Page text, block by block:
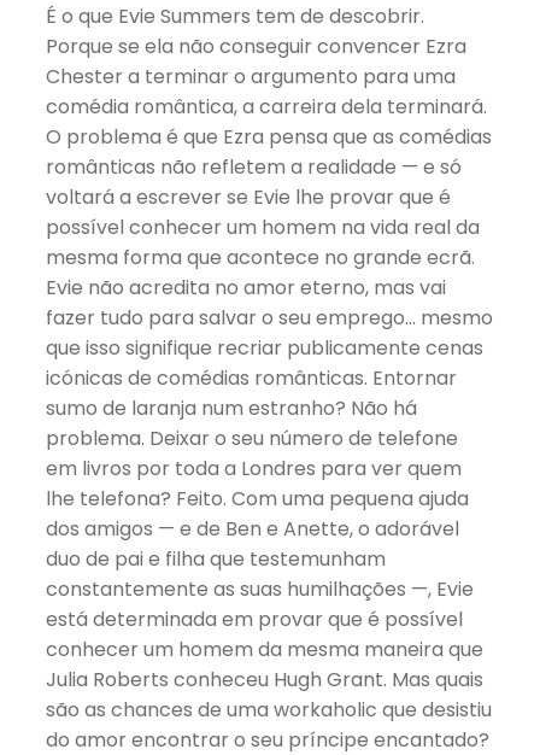
É o que Evie Summers tem de descobrir.
Porque se ela não conseguir convencer Ezra
Chester a terminar o argumento para uma
comédia romântica, a carreira dela terminará.
O problema é que Ezra pensa que as comédias
românticas não refletem a realidade — e só
voltará a escrever se Evie lhe provar que é
possível conhecer um homem na vida real da
mesma forma que acontece no grande ecrã.
Evie não acredita no amor eterno, mas vai
fazer tudo para salvar o seu emprego… mesmo
que isso signifique recriar publicamente cenas
icónicas de comédias românticas. Entornar
sumo de laranja num estranho? Não há
problema. Deixar o seu número de telefone
em livros por toda a Londres para ver quem
lhe telefona? Feito. Com uma pequena ajuda
dos amigos — e de Ben e Anette, o adorável
duo de pai e filha que testemunham
constantemente as suas humilhações —, Evie
está determinada em provar que é possível
conhecer um homem da mesma maneira que
Julia Roberts conheceu Hugh Grant. Mas quais
são as chances de uma workaholic que desistiu
do amor encontrar o seu príncipe encantado?